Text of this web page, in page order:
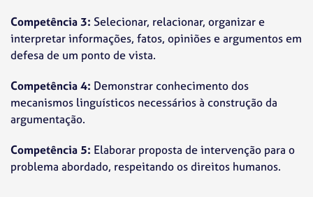
Competência 3: Selecionar, relacionar, organizar e
interpretar informações, fatos, opiniões e argumentos em
defesa de um ponto de vista.
Competência 4: Demonstrar conhecimento dos
mecanismos linguísticos necessários à construção da
argumentação.
Competência 5: Elaborar proposta de intervenção para o
problema abordado, respeitando os direitos humanos.